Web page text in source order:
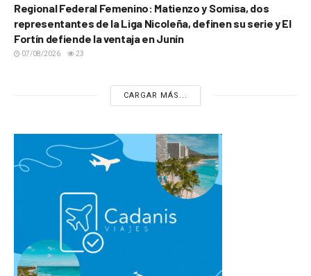
Regional Federal Femenino: Matienzo y Somisa, dos
representantes de la Liga Nicoleña, definen su serie y El
Fortín defiende la ventaja en Junín
07/08/2026 23
CARGAR MÁS...